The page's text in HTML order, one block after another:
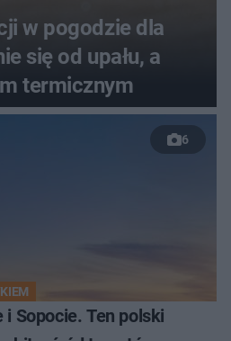
w pogodzie dla
się od upału, a
termicznym
6
Sopocie. Ten polski